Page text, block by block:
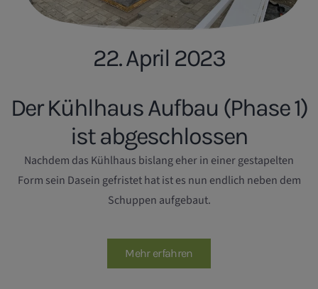
22. April 2023
Der Kühlhaus Aufbau (Phase 1)
ist abgeschlossen
Nachdem das Kühlhaus bislang eher in einer gestapelten
Form sein Dasein gefristet hat ist es nun endlich neben dem
Schuppen aufgebaut.
Mehr erfahren